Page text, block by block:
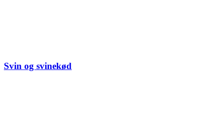
Svin og svinekød